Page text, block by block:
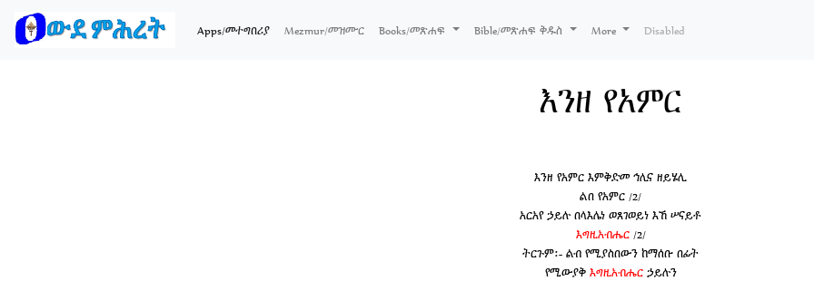
Apps/መተግበሪያ(current)
Mezmur/መዝሙር Books/መጽሐፍ Bible/መጽሐፍ ቅዱስ More Disabled
እንዘ የአምር
እንዘ የአምር እምቅድመ ኅሊና ዘይሄሊ
ልበ የአምር /2/
አርአየ ኃይሉ በላእሌነ ወጸገወይነ እኸ ሠናይቶ
እግዚአብሔር/2/
ትርጉም፡- ልብ የሚያስበውን ከማሰቡ በፊት
የሚውያቅ እግዚአብሔርኃይሉን